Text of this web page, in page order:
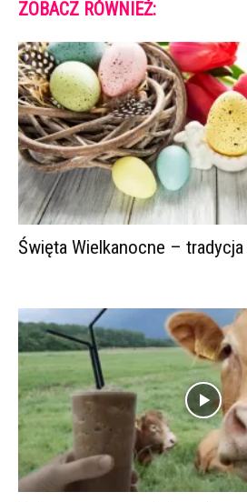
ZOBACZ RÓWNIEŻ:
Święta Wielkanocne –